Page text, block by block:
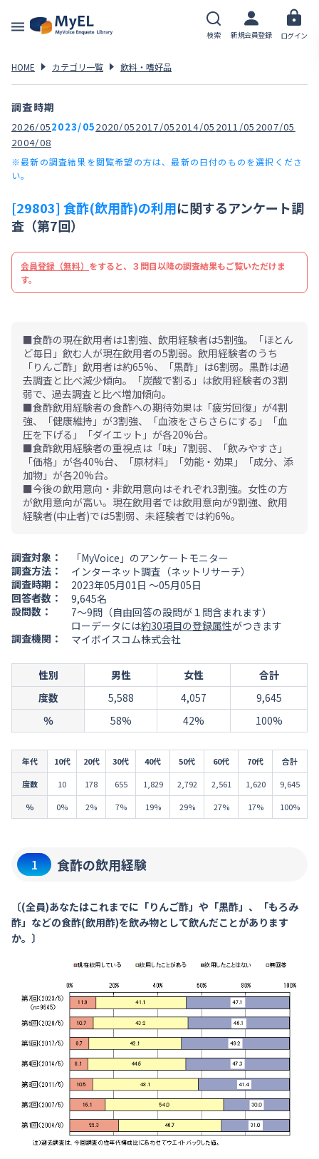
検索 新規会員登録 ログイン
HOME カテゴリ一覧 飲料・嗜好品
調査時期
2026/052023/052020/052017/052014/05 2011/05 2007/05
2004/08
※最新の調査結果を閲覧希望の方は、最新の日付のものを選択くださ
い。
[29803] 食酢(飲用酢)の利用に関するアンケート調
査（第7回）
会員登録（無料） をすると、３問目以降の調査結果もご覧いただけま
す。
■食酢の現在飲用者は1割強、飲用経験者は5割強。「ほとん
ど毎日」飲む人が現在飲用者の5割弱。飲用経験者のうち
「りんご酢」飲用者は約65%、「黒酢」は6割弱。黒酢は過
去調査と比べ減少傾向。「炭酸で割る」は飲用経験者の3割
弱で、過去調査と比べ増加傾向。
■食酢飲用経験者の食酢への期待効果は「疲労回復」が4割
強、「健康維持」が3割強、「血液をさらさらにする」「血
圧を下げる」「ダイエット」が各20%台。
■食酢飲用経験者の重視点は「味」7割弱、「飲みやすさ」
「価格」が各40%台、「原材料」「効能・効果」「成分、添
加物」が各20%台。
■今後の飲用意向・非飲用意向はそれぞれ3割強。女性の方
が飲用意向が高い。現在飲用者では飲用意向が9割強、飲用
経験者(中止者)では5割弱、未経験者では約6%。
調査対象：
「MyVoice」のアンケートモニター
調査方法：
インターネット調査（ネットリサーチ）
調査時期：
2023年05月01日 ～05月05日
回答者数：
9,645名
設問数：
7～9問（自由回答の設問が１問含まれます）
ローデータには約30項目の登録属性がつきます
調査機関：
マイボイスコム株式会社
性別 男性 女性
合計
度数
5,588 4,057
9,645
％
58% 42% 100%
年代 10代 20代 30代 40代 50代 60代 70代
合計
度数
10 178 655 1,829 2,792 2,561 1,620
9,645
％
0% 2% 7% 19% 29% 27% 17% 100%
1 食酢の飲用経験
〔(全員)あなたはこれまでに「りんご酢」や「黒酢」、「もろみ
酢」などの食酢(飲用酢)を飲み物として飲んだことがあります
か。〕